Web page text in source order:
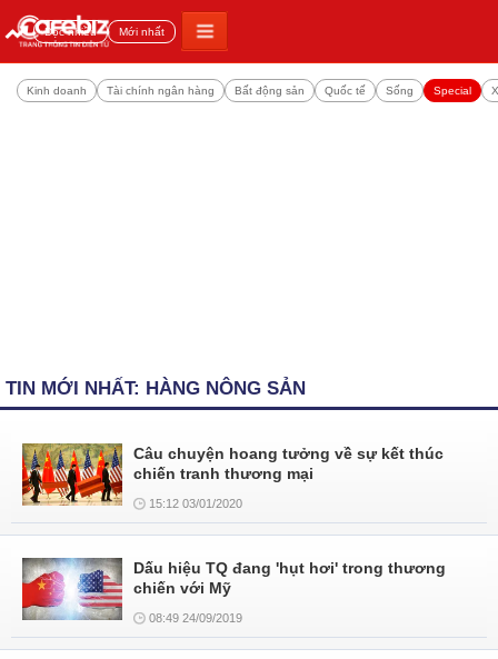
Đọc nhiều Mới nhất
Kinh doanh Tài chính ngân hàng Bất động sản Quốc tế Sống Special
TIN MỚI NHẤT: HÀNG NÔNG SẢN
Câu chuyện hoang tưởng về sự kết thúc
chiến tranh thương mại
15:12 03/01/2020
Dấu hiệu TQ đang 'hụt hơi' trong thương
chiến với Mỹ
08:49 24/09/2019